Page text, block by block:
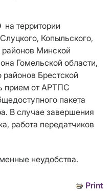
на территории
Копыльского,
Минской
Гомельской области,
районов Брестской
прием от АРТПС
пакета
В случае завершения
работа передатчиков
неудобства.
Print